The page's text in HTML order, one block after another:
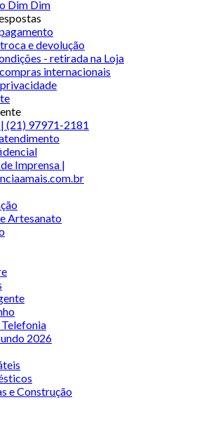
Dim Dim
e devolução
- retirada na Loja
internacionais
(21) 97971-2181
Imprensa |
Artesanato
2026
e Construção